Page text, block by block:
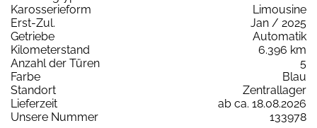
Karosserieform
Limousine
Erst-Zul.
Jan / 2025
Getriebe
Automatik
Kilometerstand
6.396 km
Anzahl der Türen
5
Farbe
Blau
Standort
Zentrallager
Lieferzeit
ab ca. 18.08.2026
Unsere Nummer
133978